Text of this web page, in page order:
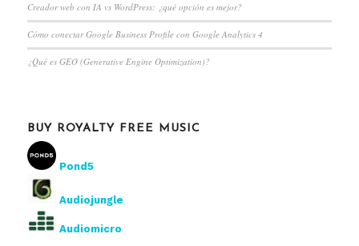
Creador web con IA vs WordPress: ¿qué opción es mejor?
Cómo conectar Google Business Profile con Google Analytics 4
¿Qué es GEO (Generative Engine Optimization)?
BUY ROYALTY FREE MUSIC
Pond5
Audiojungle
Audiomicro